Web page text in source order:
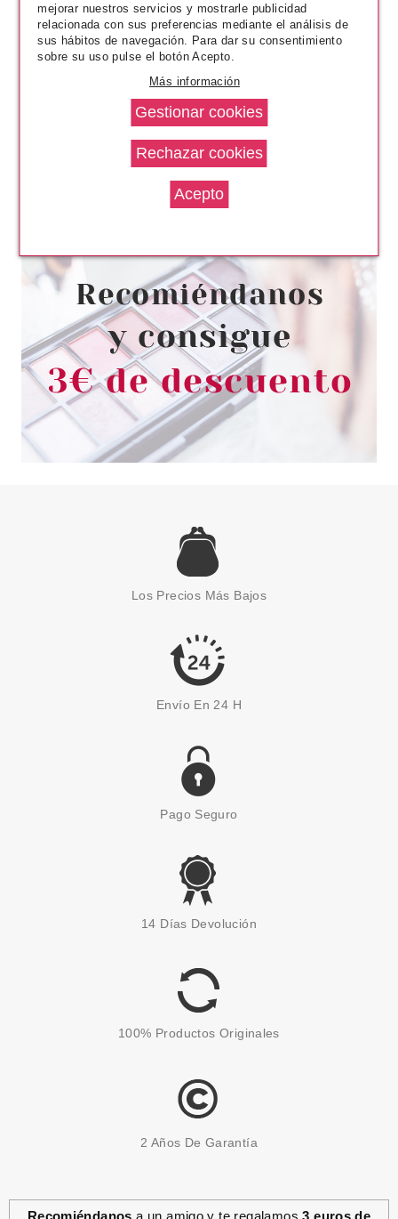
LAISEVEN
desde
1.70€
LAISEVEN
LAISEVEN GEL
HIDROALCOHÓLICO SIN
ACLARADO 100 ML
0.85€
LAISEVEN
YOGURT FRESA 300 ML
2.20€
Los Precios Más Bajos
Envío En 24 H
Pago Seguro
14 Días Devolución
100% Productos Originales
2 Años De Garantía
Recomiéndanos a un amigo y te regalamos3 euros de
mejorar nuestros servicios y mostrarle publicidad
relacionada con sus preferencias mediante el análisis de
sus hábitos de navegación. Para dar su consentimiento
sobre su uso pulse el botón Acepto.
Más información